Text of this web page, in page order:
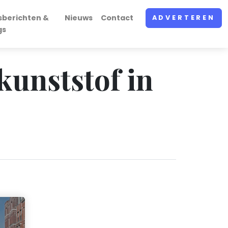
&
Nieuws Contact ADVERTEREN
in